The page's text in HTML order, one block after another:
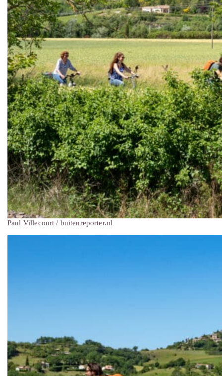
Paul Villecourt / buitenreporter.nl